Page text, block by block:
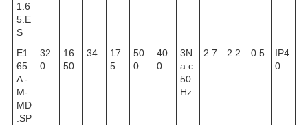
1.6
5.E
S
E1
65
A -
M-.
MD
.SP
32
0
16
50
34
17
5
50
0
40
0
3N
a.c.
50
Hz
2.7 2.2 0.5
IP4
0